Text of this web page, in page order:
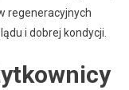
regeneracyjnych
i dobrej kondycji.